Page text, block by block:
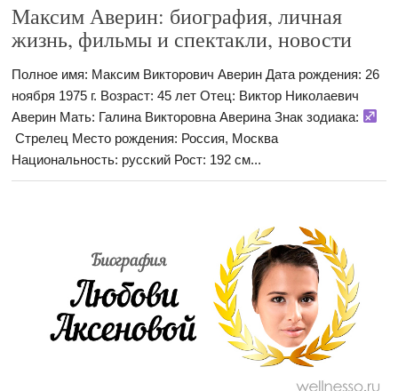
Максим Аверин: биография, личная
жизнь, фильмы и спектакли, новости
Полное имя: Максим Викторович Аверин Дата рождения: 26
ноября 1975 г. Возраст: 45 лет Отец: Виктор Николаевич
Аверин Мать: Галина Викторовна Аверина Знак зодиака:
Стрелец Место рождения: Россия, Москва
Национальность: русский Рост: 192 см...